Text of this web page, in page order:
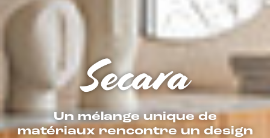
Secara
Un mélange unique de
matériaux rencontre un design